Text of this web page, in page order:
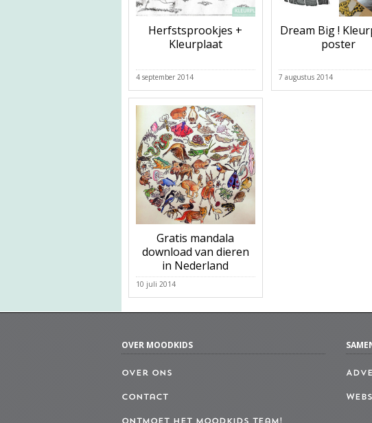
Herfstsprookjes +
Kleurplaat
4 september 2014
Dream Big !
poster
7 augustus 2014
Gratis mandala
download van dieren
in Nederland
10 juli 2014
OVER MOODKIDS
Over ons
Contact